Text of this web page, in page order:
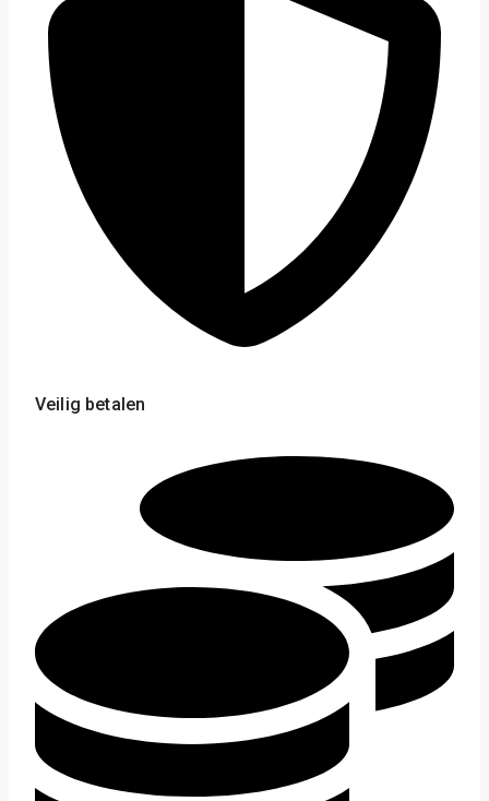
Veilig betalen